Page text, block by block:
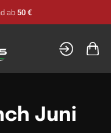
ab 50 €
Juni